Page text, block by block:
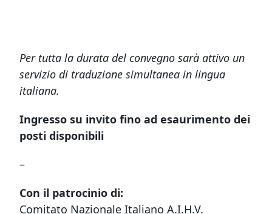
Per tutta la durata del convegno sarà attivo un
servizio di traduzione simultanea in lingua
italiana.
Ingresso su invito fino ad esaurimento dei
posti disponibili
–
Con il patrocinio di:
Comitato Nazionale Italiano A.I.H.V.